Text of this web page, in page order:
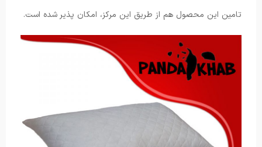
تامین این محصول هم از طریق این مرکز، امکان پذیر شده است.